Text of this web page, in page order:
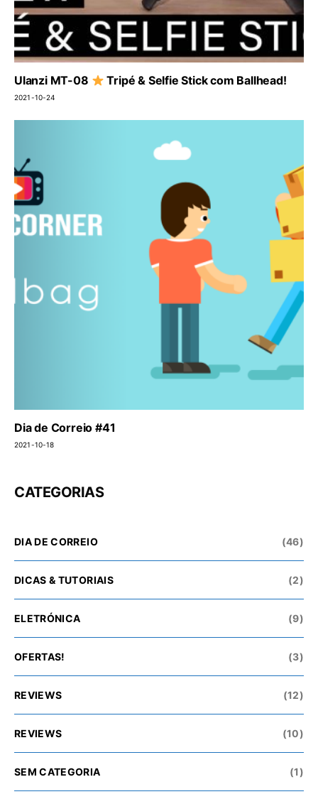
Ulanzi MT-08 Tripé & Selfie Stick com Ballhead!
2021-10-24
Dia de Correio #41
2021-10-18
CATEGORIAS
DIA DE CORREIO (46)
DICAS & TUTORIAIS (2)
ELETRÓNICA (9)
OFERTAS! (3)
REVIEWS (12)
REVIEWS (10)
SEM CATEGORIA (1)